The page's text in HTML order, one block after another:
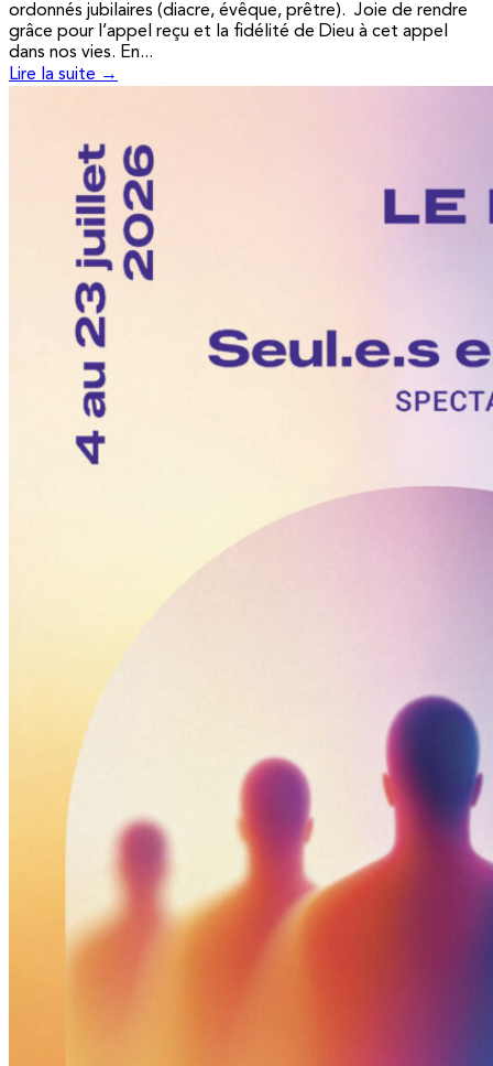
ordonnés jubilaires (diacre, évêque, prêtre). Joie de rendre
grâce pour l’appel reçu et la fidélité de Dieu à cet appel
dans nos vies. En...
Lire la suite →